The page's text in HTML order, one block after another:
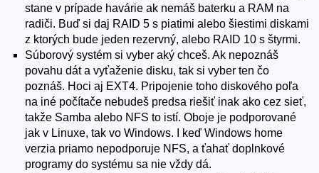
stane v prípade havárie ak nemáš baterku a RAM na
radiči. Buď si daj RAID 5 s piatimi alebo šiestimi diskami
z ktorých bude jeden rezervný, alebo RAID 10 s štyrmi.
Súborový systém si vyber aký chceš. Ak nepoznáš
povahu dát a vyťaženie disku, tak si vyber ten čo
poznáš. Hoci aj EXT4. Pripojenie toho diskového poľa
na iné počítače nebudeš predsa riešiť inak ako cez sieť,
takže Samba alebo NFS to istí. Oboje je podporované
jak v Linuxe, tak vo Windows. I keď Windows home
verzia priamo nepodporuje NFS, a ťahať doplnkové
programy do systému sa nie vždy dá.